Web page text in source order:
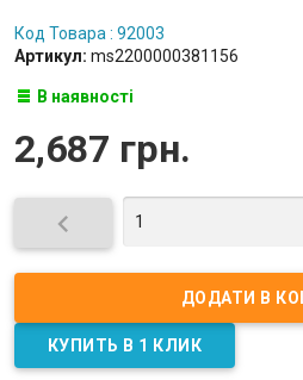
Код Товара : 92003
Артикул: ms2200000381156
В наявності
2,687 грн.
